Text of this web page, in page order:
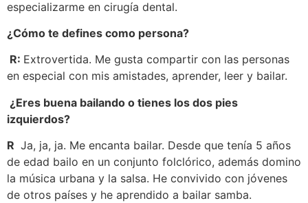
especializarme en cirugía dental.
¿Cómo te defines como persona?
R: Extrovertida. Me gusta compartir con las personas
en especial con mis amistades, aprender, leer y bailar.
¿Eres buena bailando o tienes los dos pies
izquierdos?
R Ja, ja, ja. Me encanta bailar. Desde que tenía 5 años
de edad bailo en un conjunto folclórico, además domino
la música urbana y la salsa. He convivido con jóvenes
de otros países y he aprendido a bailar samba.